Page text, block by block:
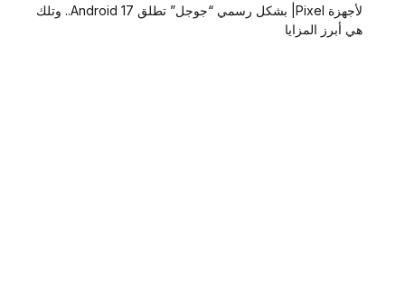
لأجهزة Pixel| بشكل رسمي “جوجل” تطلق Android 17.. وتلك
هي أبرز المزايا